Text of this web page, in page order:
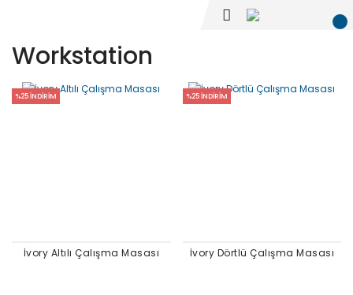
Workstation
%25 İNDİRİM
İvory Altılı Çalışma Masası
%25 İNDİRİM
İvory Dörtlü Çalışma Masası